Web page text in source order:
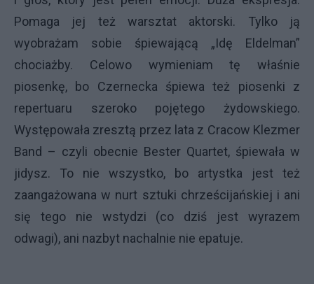
Pomaga jej też warsztat aktorski. Tylko ją
wyobrażam sobie śpiewającą „Idę Eldelman”
chociażby. Celowo wymieniam tę właśnie
piosenkę, bo Czernecka śpiewa też piosenki z
repertuaru szeroko pojętego żydowskiego.
Występowała zresztą przez lata z Cracow Klezmer
Band – czyli obecnie Bester Quartet, śpiewała w
jidysz. To nie wszystko, bo artystka jest też
zaangażowana w nurt sztuki chrześcijańskiej i ani
się tego nie wstydzi (co dziś jest wyrazem
odwagi), ani nazbyt nachalnie nie epatuje.